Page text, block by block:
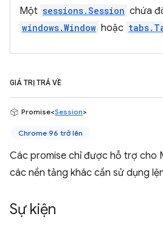
Một sessions.Session chứa
windows.Window hoặc
GIÁ TRỊ TRẢ VỀ
Promise<Session>
Chrome 96 trở lên
Các promise chỉ được hỗ trợ cho
các nền tảng khác cần sử dụng
Sự kiện